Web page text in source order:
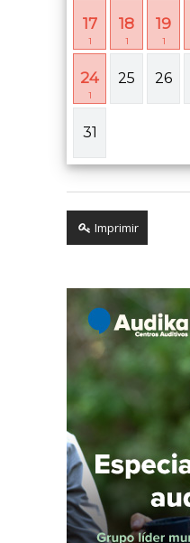
17
1
18
1
19
1
24
1
25 26
31
Imprimir